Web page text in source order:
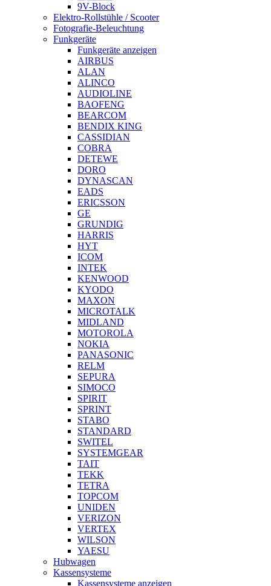
9V-Block
Elektro-Rollstühle / Scooter
Fotografie-Beleuchtung
Funkgeräte
Funkgeräte anzeigen
AIRBUS
ALAN
ALINCO
AUDIOLINE
BAOFENG
BEARCOM
BENDIX KING
CASSIDIAN
COBRA
DETEWE
DORO
DYNASCAN
EADS
ERICSSON
GE
GRUNDIG
HARRIS
HYT
ICOM
INTEK
KENWOOD
KYODO
MAXON
MICROTALK
MIDLAND
MOTOROLA
NOKIA
PANASONIC
RELM
SEPURA
SIMOCO
SPIRIT
SPRINT
STABO
STANDARD
SWITEL
SYSTEMGEAR
TAIT
TEKK
TETRA
TOPCOM
UNIDEN
VERIZON
VERTEX
WILSON
YAESU
Hubwagen
Kassensysteme
Kassensysteme anzeigen